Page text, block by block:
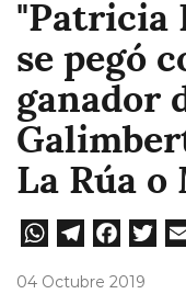
"Patricia
se pegó
ganador
La Rúa o
W
Te
Fa
04 Octubre 2019